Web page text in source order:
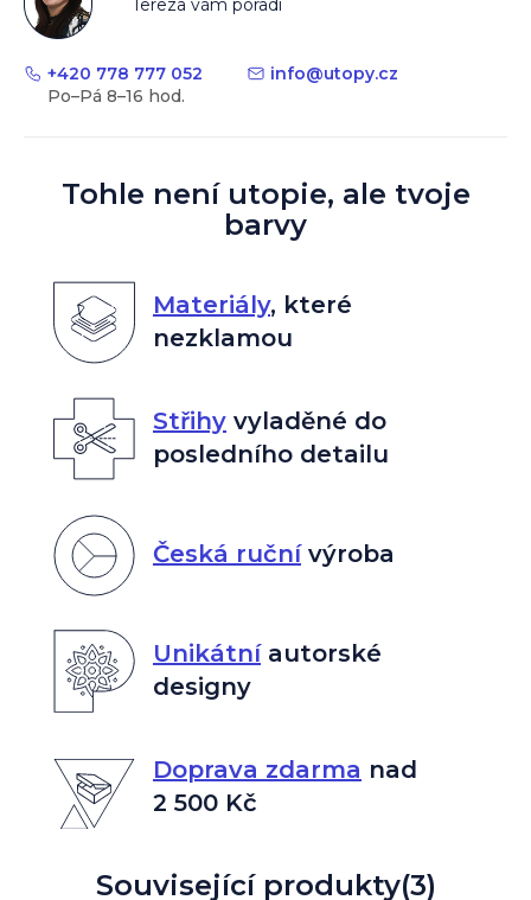
Tereza vám poradí
+420 778 777 052 info@utopy.cz
Tohle není utopie, ale tvoje
barvy
Materiály, které
nezklamou
Střihyvyladěné do
posledního detailu
Česká ručnívýroba
Unikátníautorské
designy
Doprava zdarma nad
2 500 Kč
Související produkty(3)